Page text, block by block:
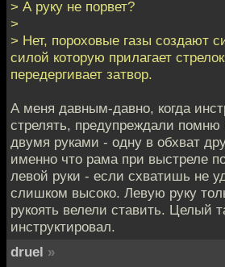
> А руку не порвет?
>
> Нет, пороховые газы создают
силой которую прилагает стрелок
передергивает затвор.
А меня давным-давно, когда
стрелять, предупреждали помню
двумя руками - одну в обхват
именно что рама при выстреле
левой руки - если схватишь не
слишком высоко. Левую руку
рукоять велели ставить. Целый
инструктировал.
druel »